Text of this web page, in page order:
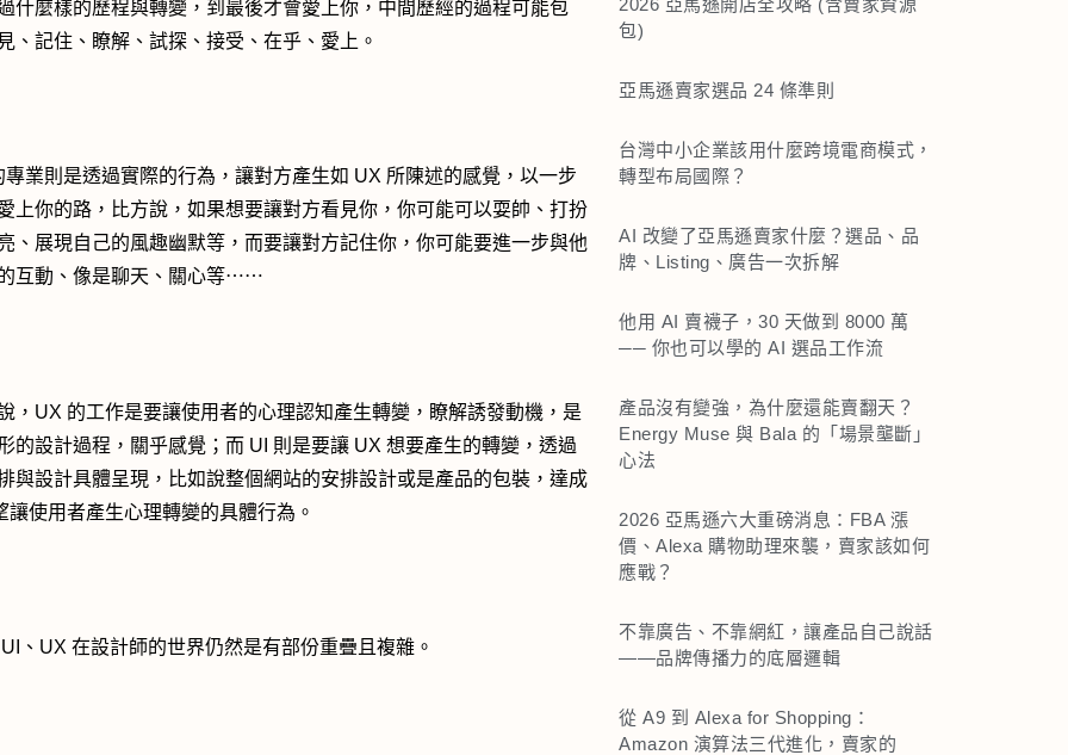
什麼樣的歷程與轉變，到最後才會愛上你，中間歷經的過程可能包
、記住、瞭解、試探、接受、在乎、愛上。
專業則是透過實際的行為，讓對方產生如 UX 所陳述的感覺，以一步
上你的路，比方說，如果想要讓對方看見你，你可能可以耍帥、打扮
、展現自己的風趣幽默等，而要讓對方記住你，你可能要進一步與他
互動、像是聊天、關心等⋯⋯
，UX 的工作是要讓使用者的心理認知產生轉變，瞭解誘發動機，是
的設計過程，關乎感覺；而 UI 則是要讓 UX 想要產生的轉變，透過
與設計具體呈現，比如說整個網站的安排設計或是產品的包裝，達成
讓使用者產生心理轉變的具體行為。
、UX 在設計師的世界仍然是有部份重疊且複雜。
包)
亞馬遜賣家選品 24 條準則
台灣中小企業該用什麼跨境電商模式，
轉型布局國際？
AI 改變了亞馬遜賣家什麼？選品、品
牌、Listing、廣告一次拆解
他用 AI 賣襪子，30 天做到 8000 萬
── 你也可以學的 AI 選品工作流
產品沒有變強，為什麼還能賣翻天？
Energy Muse 與 Bala 的「場景壟斷」
心法
2026 亞馬遜六大重磅消息：FBA 漲
價、Alexa 購物助理來襲，賣家該如何
應戰？
不靠廣告、不靠網紅，讓產品自己說話
——品牌傳播力的底層邏輯
從 A9 到 Alexa for Shopping：
Amazon 演算法三代進化，賣家的